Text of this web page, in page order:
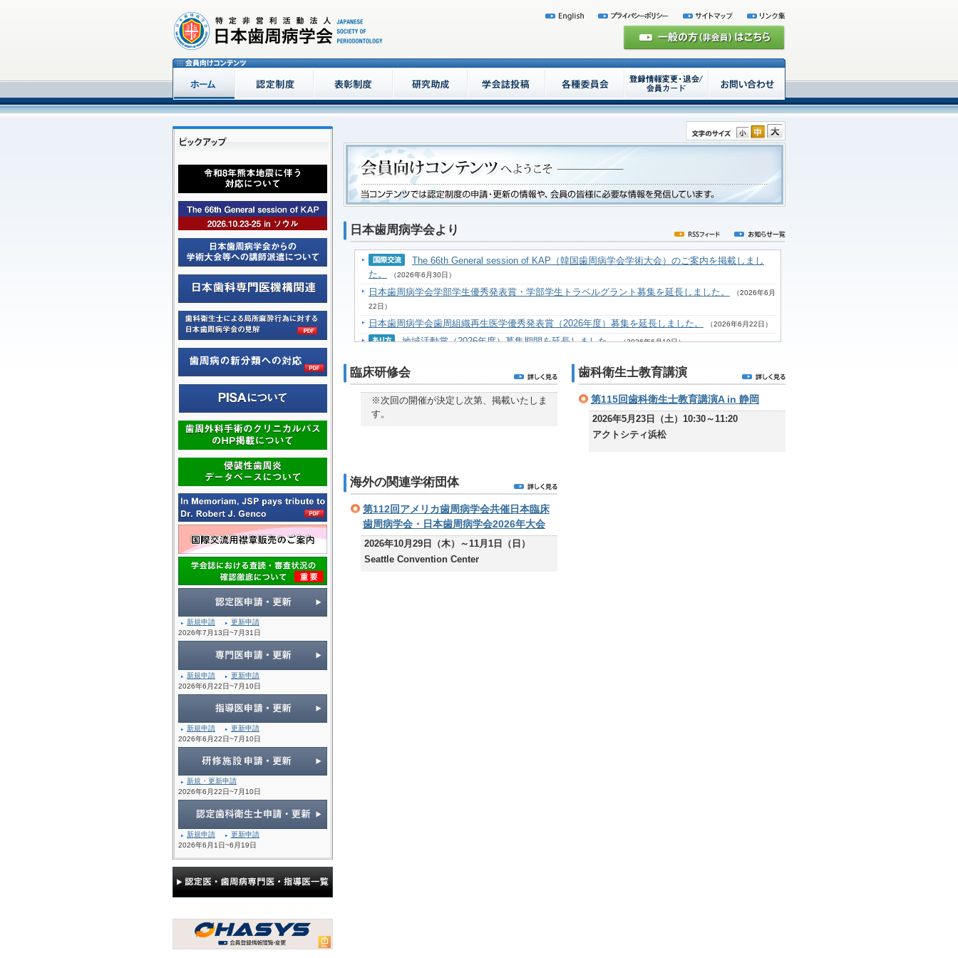
日本歯周病学会より
The 66th General session of KAP（韓国歯周病学会学術大会）のご案内を掲載しまし
た。
（2026年6月30日）
日本歯周病学会学部学生優秀発表賞・学部学生トラベルグラント募集を延長しました。
（2026年6月
22日）
日本歯周病学会歯周組織再生医学優秀発表賞（2026年度）募集を延長しました。 （2026年6月22日）
地域活動賞（2026年度）募集期間を延長しました。 （2026年6月10日）
日本歯周病学会学部学生優秀発表賞第68回秋季受賞者を掲載しました。 （2026年6月1日）
日本歯周病学会歯周組織再生医学優秀発表賞第68回秋季受賞者を掲載しました。 （2026年6月1日）
日本歯周病学会 Young Investigator Award第11回受賞者を掲載しました。 （2026年6月1日）
ベストデンタルハイジニスト賞第40回受賞者を掲載しました。 （2026年6月1日）
臨床研修会
※次回の開催が決定し次第、掲載いたしま
す。
歯科衛生士教育講演
第115回歯科衛生士教育講演A in 静岡
2026年5月23日（土）10:30～11:20
アクトシティ浜松
海外の関連学術団体
第112回アメリカ歯周病学会共催日本臨床
歯周病学会・日本歯周病学会2026年大会
2026年10月29日（木）～11月1日（日）
Seattle Convention Center
新規申請
更新申請
2026年7月13日~7月31日
新規申請
更新申請
2026年6月22日~7月10日
新規申請
更新申請
2026年6月22日~7月10日
新規・更新申請
2026年6月22日~7月10日
新規申請
更新申請
2026年6月1日~6月19日